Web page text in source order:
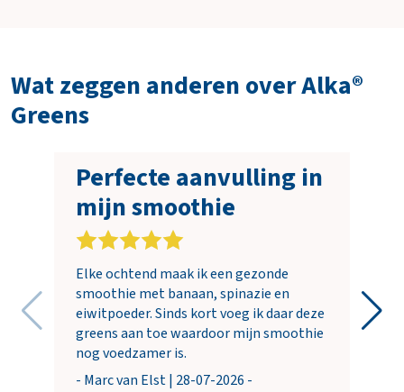
Wat zeggen anderen over Alka®
Greens
Perfecte aanvulling in
mijn smoothie
Elke ochtend maak ik een gezonde
smoothie met banaan, spinazie en
eiwitpoeder. Sinds kort voeg ik daar deze
greens aan toe waardoor mijn smoothie
nog voedzamer is.
- Marc van Elst | 28-07-2026 -